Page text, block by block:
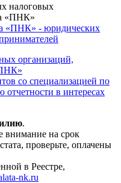
налоговых
«ПНК»
«ПНК» - юридических
организаций,
со специализацией по
отчетности в интересах
.
внимание на срок
проверьте, оплачены
в Реестре,
nk.ru